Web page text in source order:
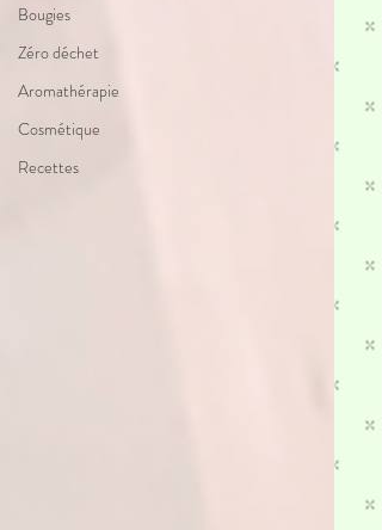
Bougies
Zéro déchet
Aromathérapie
Cosmétique
Recettes